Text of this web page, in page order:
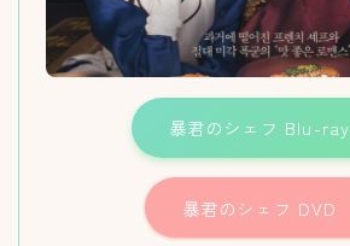
暴君のシェフ Blu-ray
暴君のシェフ DVD